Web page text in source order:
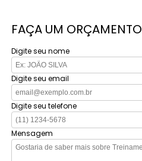
FAÇA UM ORÇAMENTO
Digite seu nome
Digite seu email
Digite seu telefone
Mensagem